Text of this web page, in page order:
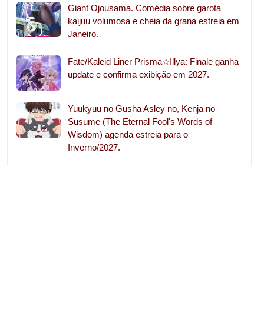
Giant Ojousama. Comédia sobre garota
kaijuu volumosa e cheia da grana estreia em
Janeiro.
Fate/Kaleid Liner Prisma☆Illya: Finale ganha
update e confirma exibição em 2027.
Yuukyuu no Gusha Asley no, Kenja no
Susume (The Eternal Fool's Words of
Wisdom) agenda estreia para o
Inverno/2027.